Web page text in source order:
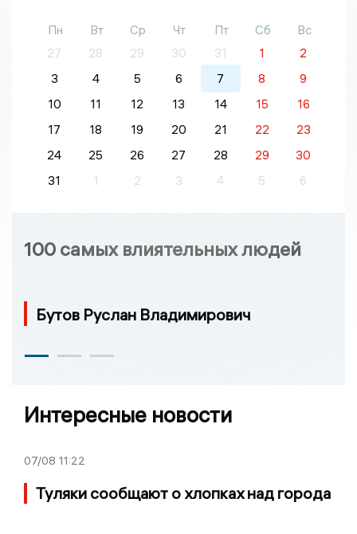
Пн Вт Ср Чт Пт Сб
Вс
27
28 29 30 31 1
2
3
4 5 6 7 8
9
10
11 12 13 14 15
16
17
18 19 20 21 22
23
24
25 26 27 28 29
30
31
1 2 3 4 5 6
100 самых влиятельных людей
Бутов Руслан Владимирович
Интересные новости
07/08 11:22
Туляки сообщают о хлопках над города